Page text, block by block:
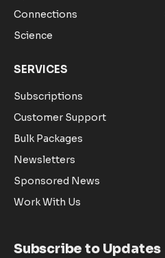
Connections
Science
SERVICES
Subscriptions
Customer Support
Bulk Packages
Newsletters
Sponsored News
Work With Us
Subscribe to Updates